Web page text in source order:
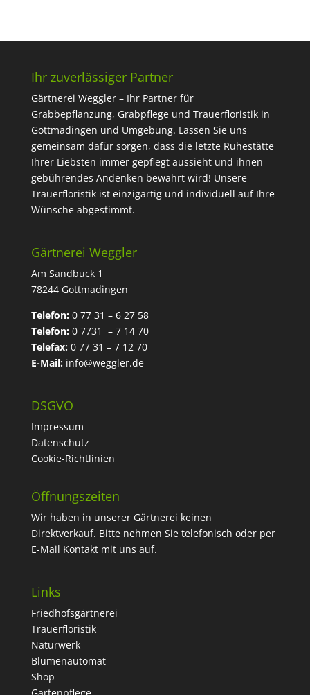
Ihr zuverlässiger Partner
Gärtnerei Weggler – Ihr Partner für
Grabbepflanzung, Grabpflege und Trauerfloristik in
Gottmadingen und Umgebung. Lassen Sie uns
gemeinsam dafür sorgen, dass die letzte Ruhestätte
Ihrer Liebsten immer gepflegt aussieht und ihnen
gebührendes Andenken bewahrt wird! Unsere
Trauerfloristik ist einzigartig und individuell auf Ihre
Wünsche abgestimmt.
Gärtnerei Weggler
Am Sandbuck 1
78244 Gottmadingen
Telefon:0 77 31 – 6 27 58
Telefon:0 7731 – 7 14 70
Telefax:0 77 31 – 7 12 70
E-Mail: info@weggler.de
DSGVO
Impressum
Datenschutz
Cookie-Richtlinien
Öffnungszeiten
Wir haben in unserer Gärtnerei keinen
Direktverkauf. Bitte nehmen Sie telefonisch oder per
E-Mail Kontakt mit uns auf.
Links
Friedhofsgärtnerei
Trauerfloristik
Naturwerk
Blumenautomat
Shop